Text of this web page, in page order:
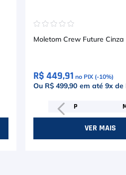
☆☆☆☆☆
Moletom Crew Future
R$ 449,91 no PIX (-10%)
Ou R$ 499,90 em até 9x de
P M
VER MAIS